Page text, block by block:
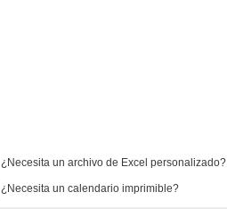
¿Necesita un archivo de Excel personalizado?
¿Necesita un calendario imprimible?